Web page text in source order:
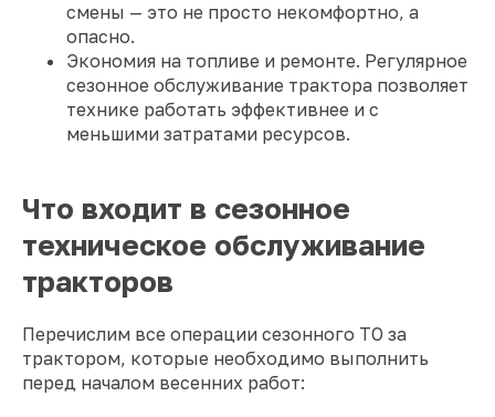
смены — это не просто некомфортно, а
опасно.
Экономия на топливе и ремонте. Регулярное
сезонное обслуживание трактора позволяет
технике работать эффективнее и с
меньшими затратами ресурсов.
Что входит в сезонное
техническое обслуживание
тракторов
Перечислим все операции сезонного ТО за
трактором, которые необходимо выполнить
перед началом весенних работ: